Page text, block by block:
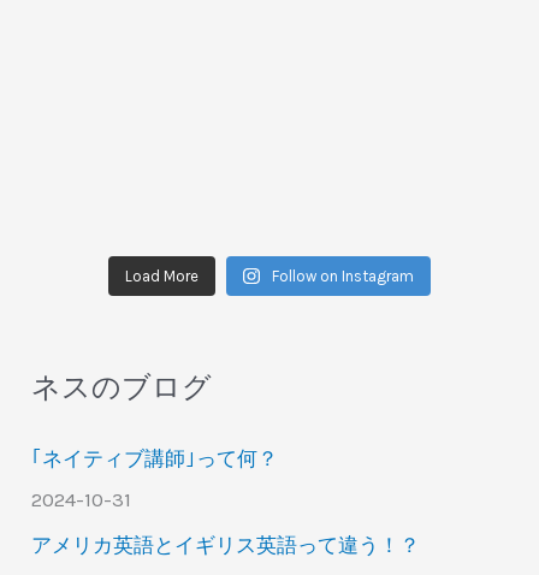
Load More Follow on Instagram
ネスのブログ
｢ネイティブ講師｣って何？
2024-10-31
アメリカ英語とイギリス英語って違う！？